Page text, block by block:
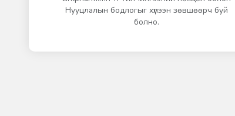
Нууцлалын бодлогыг хүлээн зөвшөөрч буй
болно.